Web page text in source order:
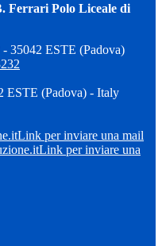
Ferrari Polo Liceale di
35042 ESTE (Padova)
ESTE (Padova) - Italy
Link per inviare una mail
Link per inviare una